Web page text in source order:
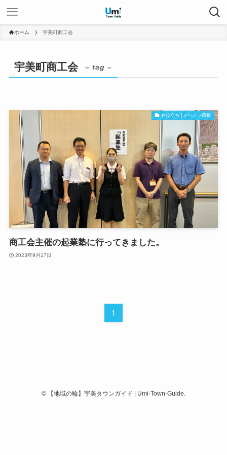
ホーム 宇美町商工会
宇美町商工会 – tag –
お役立ち | イベント情報
商工会主催の起業塾に行ってきました。
2023年9月17日
1
© 【地域の輪】宇美タウンガイド | Umi-Town-Guide.